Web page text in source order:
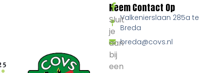
Neem Contact Op
Valkenierslaan 285a te
Breda
breda@covs.nl
Sluit
je
aan
bij
een